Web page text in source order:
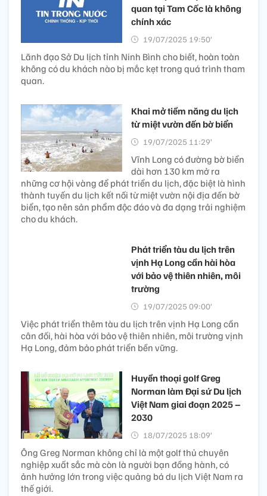
quan tại Tam Cốc là không
chính xác
19/07/2025 19:50’
Lãnh đạo Sở Du lịch tỉnh Ninh Bình cho biết, hoàn toàn
không có du khách nào bị mắc kẹt trong quá trình tham
quan.
Khai mở tiềm năng du lịch
từ miệt vườn đến bờ biển
19/07/2025 11:29’
Vĩnh Long có đường bờ biển
dài hơn 130 km mở ra
những cơ hội vàng để phát triển du lịch, đặc biệt là hình
thành tuyến du lịch kết nối từ miệt vườn nội địa đến bờ
biển, tạo nên sản phẩm độc đáo và đa dạng trải nghiệm
cho du khách.
Phát triển tàu du lịch trên
vịnh Hạ Long cần hài hòa
với bảo vệ thiên nhiên, môi
trường
19/07/2025 09:00’
Việc phát triển thêm tàu du lịch trên vịnh Hạ Long cần
cân đối, hài hòa với bảo vệ thiên nhiên, môi trường vịnh
Hạ Long, đảm bảo phát triển bền vững.
Huyền thoại golf Greg
Norman làm Đại sứ Du lịch
Việt Nam giai đoạn 2025 –
2030
18/07/2025 18:09’
Ông Greg Norman không chỉ là một golf thủ chuyên
nghiệp xuất sắc mà còn là người bạn đồng hành, có
ảnh hưởng lớn trong việc quảng bá du lịch Việt Nam ra
thế giới.